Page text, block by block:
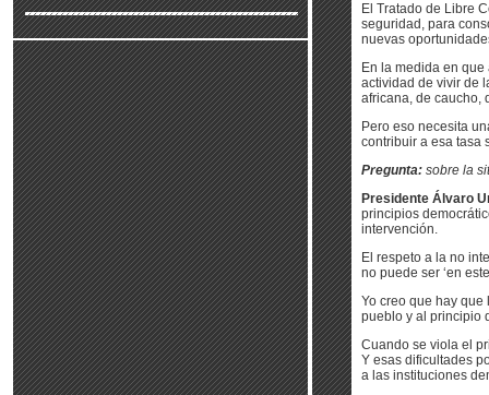
El Tratado de Libre
seguridad, para
nuevas
En la medida en
actividad de vivir de
africana, de caucho,
Pero eso necesita
contribuir a esa tasa
Pregunta: sobre la
Presidente Álvaro
principios
intervención.
El respeto a la no
no puede ser ‘en
Yo creo que hay
pueblo y al principio
Cuando se viola el
Y esas dificultades
a las instituciones